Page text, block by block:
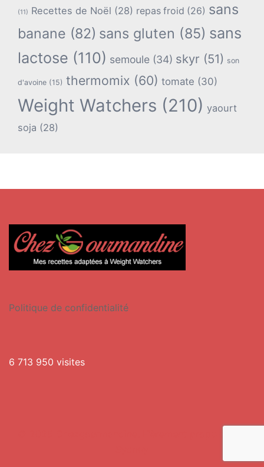
(11) Recettes de Noël (28) repas froid (26) sans
banane (82) sans gluten (85) sans
lactose (110) semoule (34) skyr (51) son
d'avoine (15) thermomix (60) tomate (30)
Weight Watchers (210) yaourt
soja (28)
Politique de confidentialité
6 713 950 visites